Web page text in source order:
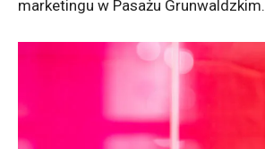
marketingu w Pasażu Grunwaldzkim.